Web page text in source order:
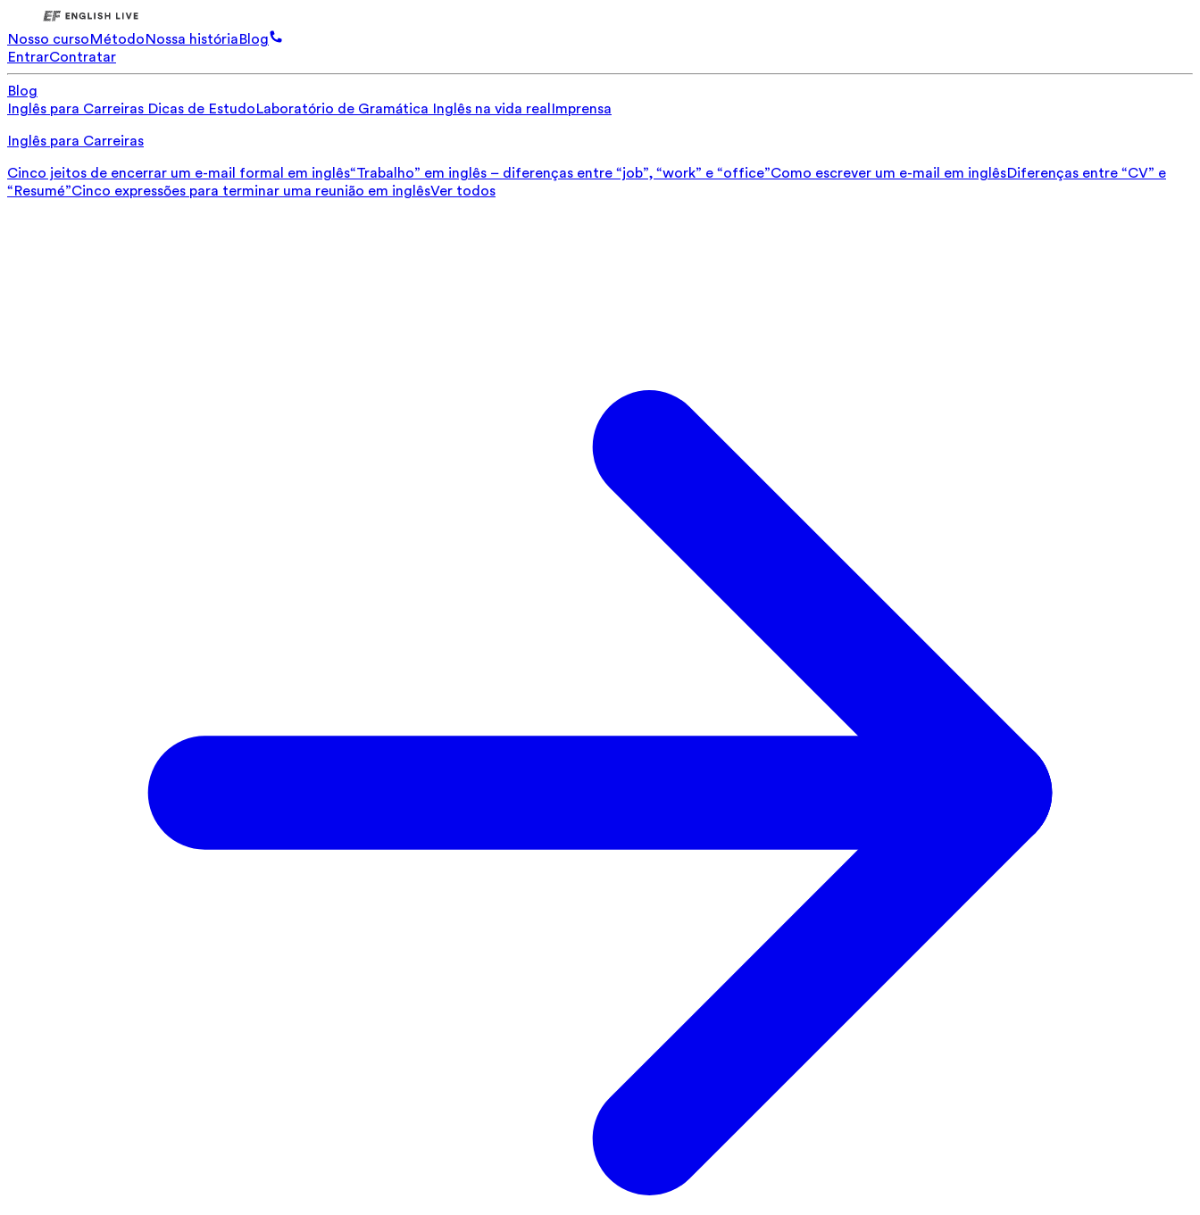
Nosso cursoMétodoNossa históriaBlog
EntrarContratar
Blog
Inglês para Carreiras Dicas de EstudoLaboratório de Gramática Inglês na vida real Imprensa
Inglês para Carreiras
Cinco jeitos de encerrar um e-mail formal em inglês“Trabalho” em inglês – diferenças entre “job”, “work” e “office”Como escrever um e-mail em inglêsDiferenças entre “CV” e
“Resumé”Cinco expressões para terminar uma reunião em inglêsVer todos